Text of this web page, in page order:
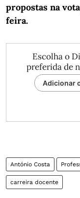
propostas na
feira.
Escolha o
preferida de
Adicionar
António Costa
carreira docente